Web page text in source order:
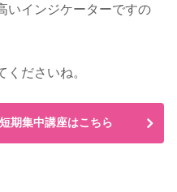
いインジケーターですの
ださいね。
期集中講座はこちら